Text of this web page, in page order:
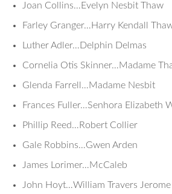
Joan Collins…Evelyn Nesbit Thaw
Farley Granger…Harry Kendall
Luther Adler…Delphin Delmas
Cornelia Otis Skinner…Madame
Glenda Farrell…Madame Nesbit
Frances Fuller…Senhora Elizabeth
Phillip Reed…Robert Collier
Gale Robbins…Gwen Arden
James Lorimer…McCaleb
John Hoyt…William Travers Jerome